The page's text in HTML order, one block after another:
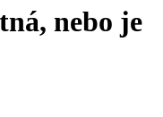
nebo je